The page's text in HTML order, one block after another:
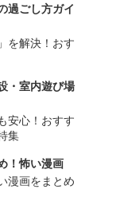
過ごし方ガイ
を解決！おす
・室内遊び場
安心！おすす
集
！怖い漫画
漫画をまとめ